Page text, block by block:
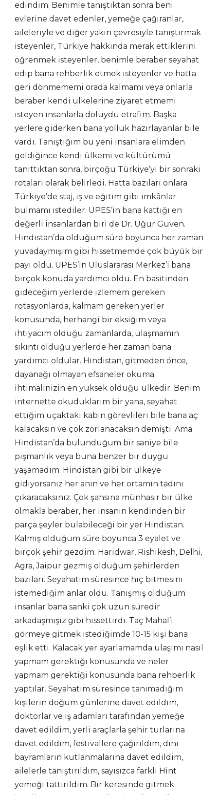
edindim. Benimle tanıştıktan sonra beni
evlerine davet edenler, yemeğe çağıranlar,
aileleriyle ve diğer yakın çevresiyle tanıştırmak
isteyenler, Türkiye hakkında merak ettiklerini
öğrenmek isteyenler, benimle beraber seyahat
edip bana rehberlik etmek isteyenler ve hatta
geri dönmememi orada kalmamı veya onlarla
beraber kendi ülkelerine ziyaret etmemi
isteyen insanlarla doluydu etrafım. Başka
yerlere giderken bana yolluk hazırlayanlar bile
vardı. Tanıştığım bu yeni insanlara elimden
geldiğince kendi ülkemi ve kültürümü
tanıttıktan sonra, birçoğu Türkiye’yi bir sonraki
rotaları olarak belirledi. Hatta bazıları onlara
Türkiye’de staj, iş ve eğitim gibi imkânlar
bulmamı istediler. UPES’in bana kattığı en
değerli insanlardan biri de Dr. Uğur Güven.
Hindistan’da olduğum süre boyunca her zaman
yuvadaymışım gibi hissetmemde çok büyük bir
payı oldu. UPES’in Uluslararası Merkez’i bana
birçok konuda yardımcı oldu. En basitinden
gideceğim yerlerde izlemem gereken
rotasyonlarda, kalmam gereken yerler
konusunda, herhangi bir eksiğim veya
ihtiyacım olduğu zamanlarda, ulaşmamın
sıkıntı olduğu yerlerde her zaman bana
yardımcı oldular. Hindistan, gitmeden önce,
dayanağı olmayan efsaneler okuma
ihtimalinizin en yüksek olduğu ülkedir. Benim
internette okuduklarım bir yana, seyahat
ettiğim uçaktaki kabin görevlileri bile bana aç
kalacaksın ve çok zorlanacaksın demişti. Ama
Hindistan’da bulunduğum bir saniye bile
pişmanlık veya buna benzer bir duygu
yaşamadım. Hindistan gibi bir ülkeye
gidiyorsanız her anın ve her ortamın tadını
çıkaracaksınız. Çok şahsına münhasır bir ülke
olmakla beraber, her insanın kendinden bir
parça şeyler bulabileceği bir yer Hindistan.
Kalmış olduğum süre boyunca 3 eyalet ve
birçok şehir gezdim. Haridwar, Rishikesh, Delhi,
Agra, Jaipur gezmiş olduğum şehirlerden
bazıları. Seyahatim süresince hiç bitmesini
istemediğim anlar oldu. Tanışmış olduğum
insanlar bana sanki çok uzun süredir
arkadaşmışız gibi hissettirdi. Taç Mahal’i
görmeye gitmek istediğimde 10-15 kişi bana
eşlik etti. Kalacak yer ayarlamamda ulaşımı nasıl
yapmam gerektiği konusunda ve neler
yapmam gerektiği konusunda bana rehberlik
yaptılar. Seyahatim süresince tanımadığım
kişilerin doğum günlerine davet edildim,
doktorlar ve iş adamları tarafından yemeğe
davet edildim, yerli araçlarla şehir turlarına
davet edildim, festivallere çağırıldım, dini
bayramların kutlanmalarına davet edildim,
ailelerle tanıştırıldım, sayısızca farklı Hint
yemeği tattırıldım. Bir keresinde gitmek